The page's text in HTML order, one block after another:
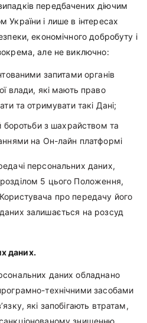
передбачених діючим
України і лише в інтересах
економічного добробуту і
але не виключно:
запитами органів
влади, які мають право
та отримувати такі Дані;
боротьби з шахрайством та
на Он-лайн платформі
персональних даних,
5 цього Положення,
про передачу його
залишається на розсуд
даних.
даних обладнано
технічними засобами
які запобігають втратам,